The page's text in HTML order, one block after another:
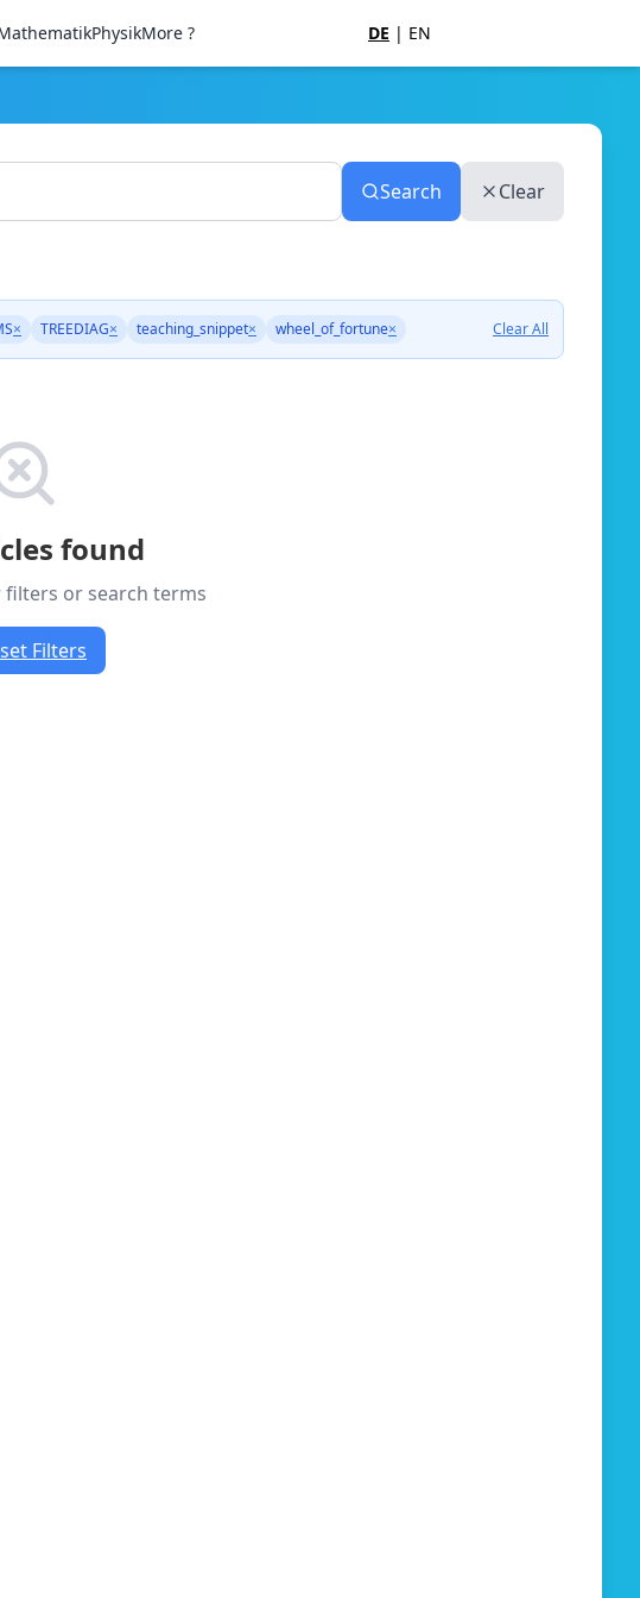
PhysikMore ? DE | EN
Search Clear
× TREEDIAG× teaching_snippet× wheel_of_fortune× Clear All
found
or search terms
Filters